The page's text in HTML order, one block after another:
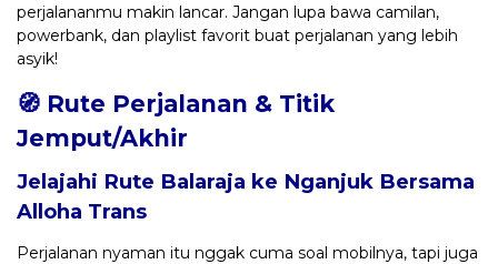
perjalananmu makin lancar. Jangan lupa bawa camilan,
powerbank, dan playlist favorit buat perjalanan yang lebih
asyik!
🧭 Rute Perjalanan & Titik
Jemput/Akhir
Jelajahi Rute Balaraja ke Nganjuk Bersama
Alloha Trans
Perjalanan nyaman itu nggak cuma soal mobilnya, tapi juga